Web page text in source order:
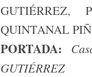
GUTIÉRREZ,
QUINTANAL
PORTADA:
GUTIÉRREZ